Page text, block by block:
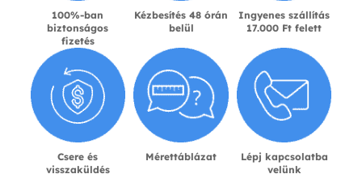
100%-ban
biztonságos
fizetés
Kézbesítés 48 órán
belül
Ingyenes szállítás
17.000 Ft felett
Csere és
visszaküldés
Mérettáblázat
Lépj kapcsolatba
velünk